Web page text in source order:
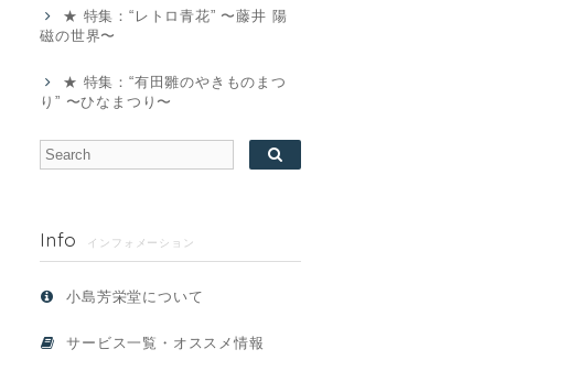
★ 特集：“レトロ青花” 〜藤井 陽
磁の世界〜
★ 特集：“有田雛のやきものまつ
り” 〜ひなまつり〜
Info インフォメーション
小島芳栄堂について
サービス一覧・オススメ情報